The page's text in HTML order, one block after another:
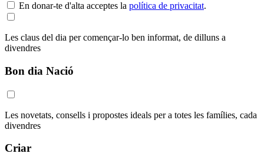
En donar-te d'alta acceptes la política de privacitat.
Les claus del dia per començar-lo ben informat, de dilluns a
divendres
Bon dia Nació
Les novetats, consells i propostes ideals per a totes les famílies, cada
divendres
Criar